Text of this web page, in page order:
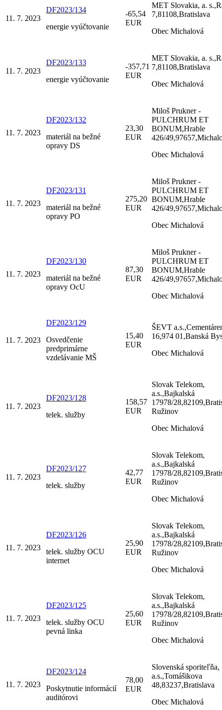
11. 7. 2023
DF2023/134
energie vyúčtovanie
-65,54
EUR
MET Slovakia, a.
7,81108,Bratislava
Obec Michalová
11. 7. 2023
DF2023/133
energie vyúčtovanie
-357,71
EUR
MET Slovakia, a.
7,81108,Bratislava
Obec Michalová
11. 7. 2023
DF2023/132
materiál na bežné
opravy DS
23,30
EUR
Miloš Prukner -
PULCHRUM ET
BONUM,Hrable
426/
Obec Michalová
11. 7. 2023
DF2023/131
materiál na bežné
opravy PO
275,20
EUR
Miloš Prukner -
PULCHRUM ET
BONUM,Hrable
426/
Obec Michalová
11. 7. 2023
DF2023/130
materiál na bežné
opravy OcU
87,30
EUR
Miloš Prukner -
PULCHRUM ET
BONUM,Hrable
426/
Obec Michalová
11. 7. 2023
DF2023/129
Osvedčenie
predprimárne
vzdelávanie MŠ
15,40
EUR
ŠEVT
16,974 01,Banská
Obec Michalová
11. 7. 2023
DF2023/128
telek. služby
158,57
EUR
Slovak Telekom,
a.s.,Bajkalská
17978/
Ružinov
Obec Michalová
11. 7. 2023
DF2023/127
telek. služby
42,77
EUR
Slovak Telekom,
a.s.,Bajkalská
17978/
Ružinov
Obec Michalová
11. 7. 2023
DF2023/126
telek. služby OCU
internet
25,90
EUR
Slovak Telekom,
a.s.,Bajkalská
17978/
Ružinov
Obec Michalová
11. 7. 2023
DF2023/125
telek. služby OCU
pevná linka
25,60
EUR
Slovak Telekom,
a.s.,Bajkalská
17978/
Ružinov
Obec Michalová
11. 7. 2023
DF2023/124
Poskytnutie informácií
auditórovi
78,00
EUR
Slovenská sporiteľňa,
a.s.,Tomášikova
48,83237,Bratislava
Obec Michalová